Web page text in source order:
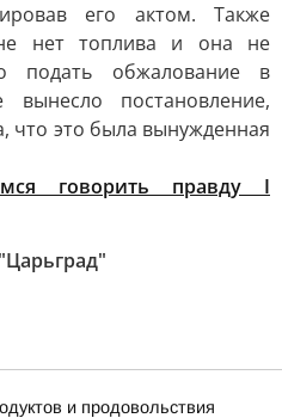
его актом. Также
нет топлива и она не
подать обжалование в
вынесло постановление,
что это была вынужденная
говорить правду I
и продовольствия